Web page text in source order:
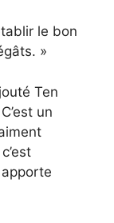
le bon
»
Ten
un